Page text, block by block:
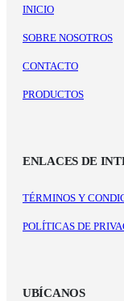
INICIO
SOBRE NOSOTROS
CONTACTO
PRODUCTOS
ENLACES DE
TÉRMINOS Y
POLÍTICAS DE
UBÍCANOS